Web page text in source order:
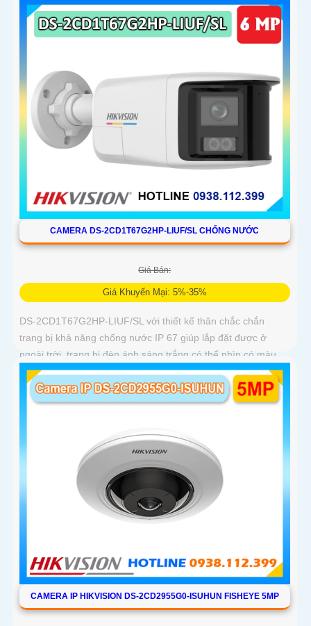
CAMERA DS-2CD1T67G2HP-LIUF/SL CHỐNG NƯỚC
Giá Bán:
Giá Khuyến Mại: 5%-35%
DS-2CD1T67G2HP-LIUF/SL với thiết kế thân chắc chắn
trang bị khả năng chống nước IP 67 giúp lắp đặt được ở
ngoài trời, trang bị đèn ánh sáng trắng có thể nhìn có màu
vào ban đêm với khoảng cách 30m, trang bị micro và loa
giúp đàm thoại 2 chiều ấn tượng
CAMERA IP HIKVISION DS-2CD2955G0-ISUHUN FISHEYE 5MP